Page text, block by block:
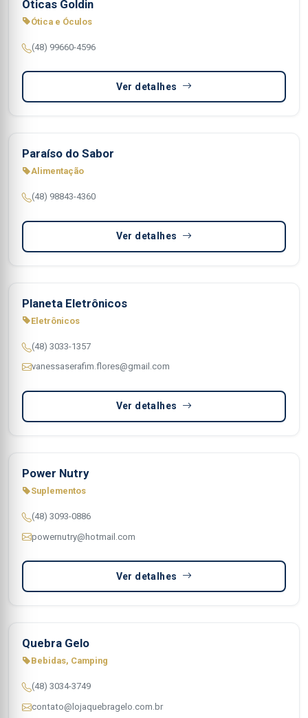
Óticas Goldin
Ótica e Óculos
(48) 99660-4596
Ver detalhes
Paraíso do Sabor
Alimentação
(48) 98843-4360
Ver detalhes
Planeta Eletrônicos
Eletrônicos
(48) 3033-1357
vanessaserafim.flores@gmail.com
Ver detalhes
Power Nutry
Suplementos
(48) 3093-0886
powernutry@hotmail.com
Ver detalhes
Quebra Gelo
Bebidas, Camping
(48) 3034-3749
contato@lojaquebragelo.com.br